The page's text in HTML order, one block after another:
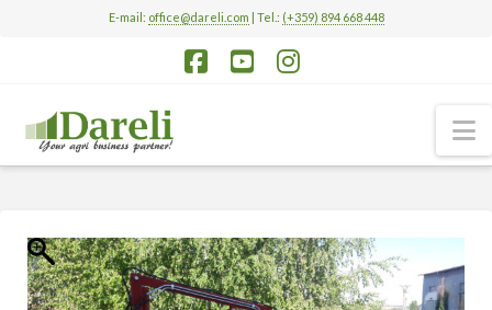
E-mail: office@dareli.com | Tel.: (+359) 894 668 448